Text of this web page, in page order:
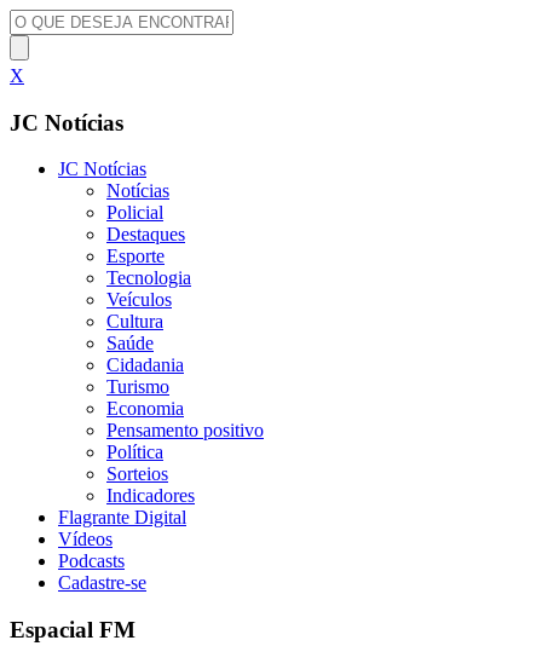
X
JC Notícias
JC Notícias
Notícias
Policial
Destaques
Esporte
Tecnologia
Veículos
Cultura
Saúde
Cidadania
Turismo
Economia
Pensamento positivo
Política
Sorteios
Indicadores
Flagrante Digital
Vídeos
Podcasts
Cadastre-se
Espacial FM